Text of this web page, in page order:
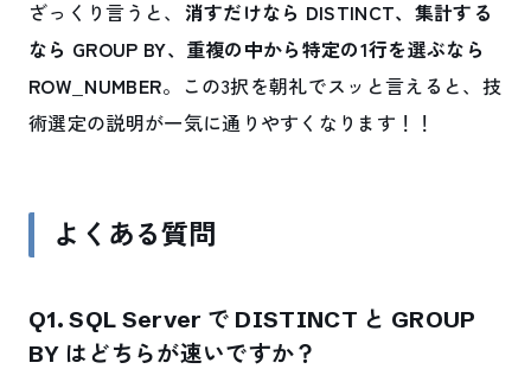
ざっくり言うと、 消すだけなら DISTINCT、集計する
なら GROUP BY、重複の中から特定の1行を選ぶなら
ROW_NUMBER。この3択を朝礼でスッと言えると、技
術選定の説明が一気に通りやすくなります！！
よくある質問
Q1. SQL Server で DISTINCT と GROUP
BY はどちらが速いですか？